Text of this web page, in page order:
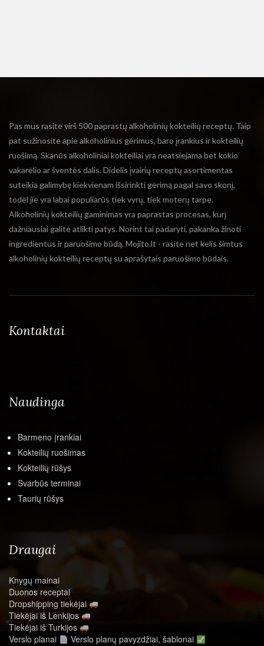
Pas mus rasite virš 500 paprastų alkoholinių kokteilių receptų. Taip
pat sužinosite apie alkoholinius gėrimus, baro įrankius ir kokteilių
ruošimą. Skanūs alkoholiniai kokteiliai yra neatsiejama bet kokio
vakarėlio ar šventės dalis. Didelis įvairių receptų asortimentas
suteikia galimybę kiekvienam išsirinkti gėrimą pagal savo skonį,
todėl jie yra labai populiarūs tiek vyrų, tiek moterų tarpe.
Alkoholinių kokteilių gaminimas yra paprastas procesas, kurį
dažniausiai galite atlikti patys. Norint tai padaryti, pakanka žinoti
ingredientus ir paruošimo būdą. Mojito.lt - rasite net kelis šimtus
alkoholinių kokteilių receptų su aprašytais paruošimo būdais.
Kontaktai
Naudinga
Barmeno įrankiai
Kokteilių ruošimas
Kokteilių rūšys
Svarbūs terminai
Taurių rūšys
Draugai
Knygų mainai
Duonos receptai
Dropshipping tiekėjai
Tiekėjai iš Lenkijos
Tiekėjai iš Turkijos
Verslo planai
Verslo planų pavyzdžiai, šablonai